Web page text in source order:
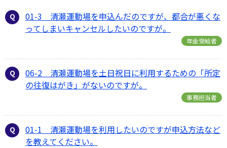
01-3 清瀬運動場を申込んだのですが、都合が悪くな
ってしまいキャンセルしたいのですが。
年金受給者
06-2 清瀬運動場を土日祝日に利用するための「所定
の往復はがき」がないのですが。
事務担当者
01-1 清瀬運動場を利用したいのですが申込方法など
を教えてください。